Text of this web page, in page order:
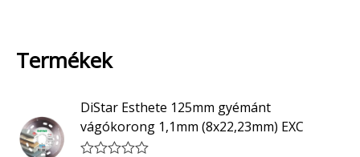
Termékek
DiStar Esthete 125mm gyémánt
vágókorong 1,1mm (8x22,23mm) EXC